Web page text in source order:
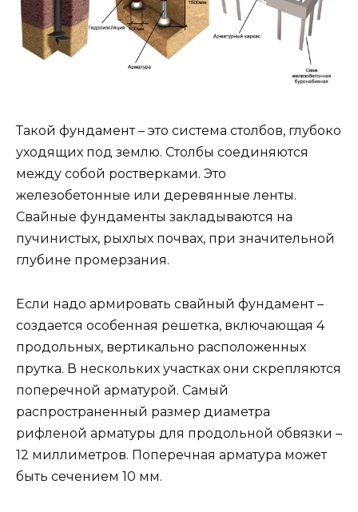
Такой фундамент – это система столбов, глубоко
уходящих под землю. Столбы соединяются
между собой ростверками. Это
железобетонные или деревянные ленты.
Свайные фундаменты закладываются на
пучинистых, рыхлых почвах, при значительной
глубине промерзания.
Если надо армировать свайный фундамент –
создается особенная решетка, включающая 4
продольных, вертикально расположенных
прутка. В нескольких участках они скрепляются
поперечной арматурой. Самый
распространенный размер диаметра
рифленой арматуры для продольной обвязки –
12 миллиметров. Поперечная арматура может
быть сечением 10 мм.